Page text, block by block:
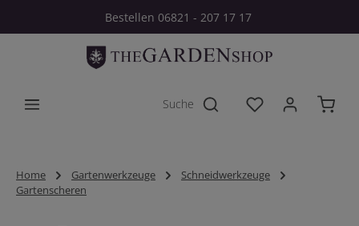
Zum Hauptinhalt springenBestellen 06821 - 207 17 17
Du hast 0
Home Gartenwerkzeuge
Schneidwerkzeuge
Gartenscheren